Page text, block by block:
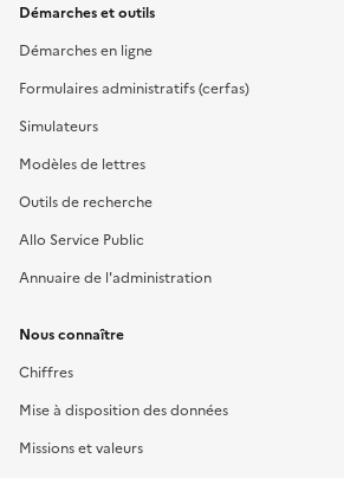
Démarches et outils
Démarches en ligne
Formulaires administratifs (cerfas)
Simulateurs
Modèles de lettres
Outils de recherche
Allo Service Public
Annuaire de l'administration
Nous connaître
Chiffres
Mise à disposition des données
Missions et valeurs